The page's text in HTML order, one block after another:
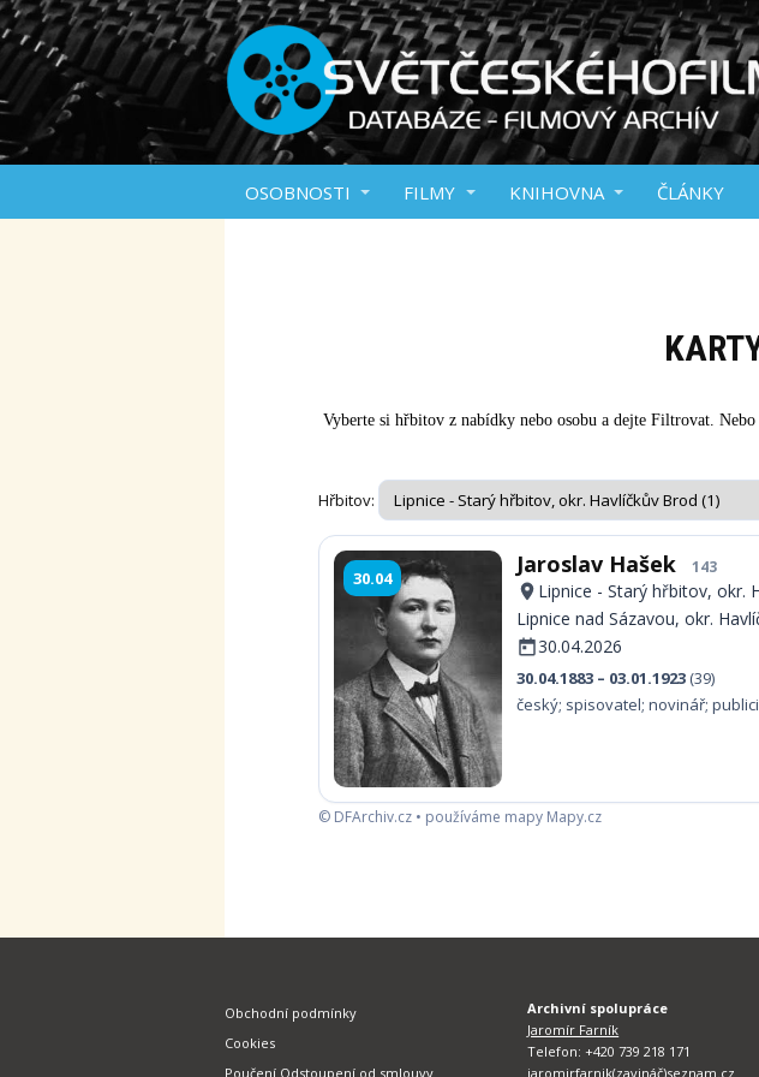
OSOBNOSTI FILMY KNIHOVNA ČLÁNKY
Vyberte si hřbitov z nabídky nebo osobu a dejte Filtrovat.
Hřbitov:
30.04 Jaroslav Hašek 143
Lipnice - Starý hřbitov, okr.
Lipnice nad Sázavou, okr.
30.04.2026
30.04.1883 – 03.01.1923 (39)
český; spisovatel; novinář;
© DFArchiv.cz • používáme mapy Mapy.cz
Obchodní podmínky
Cookies
Poučení Odstoupení od smlouvy
Archivní spolupráce
Jaromír Farník
Telefon: +420 739 218 171
jaromirfarnik(zavináč)seznam.cz